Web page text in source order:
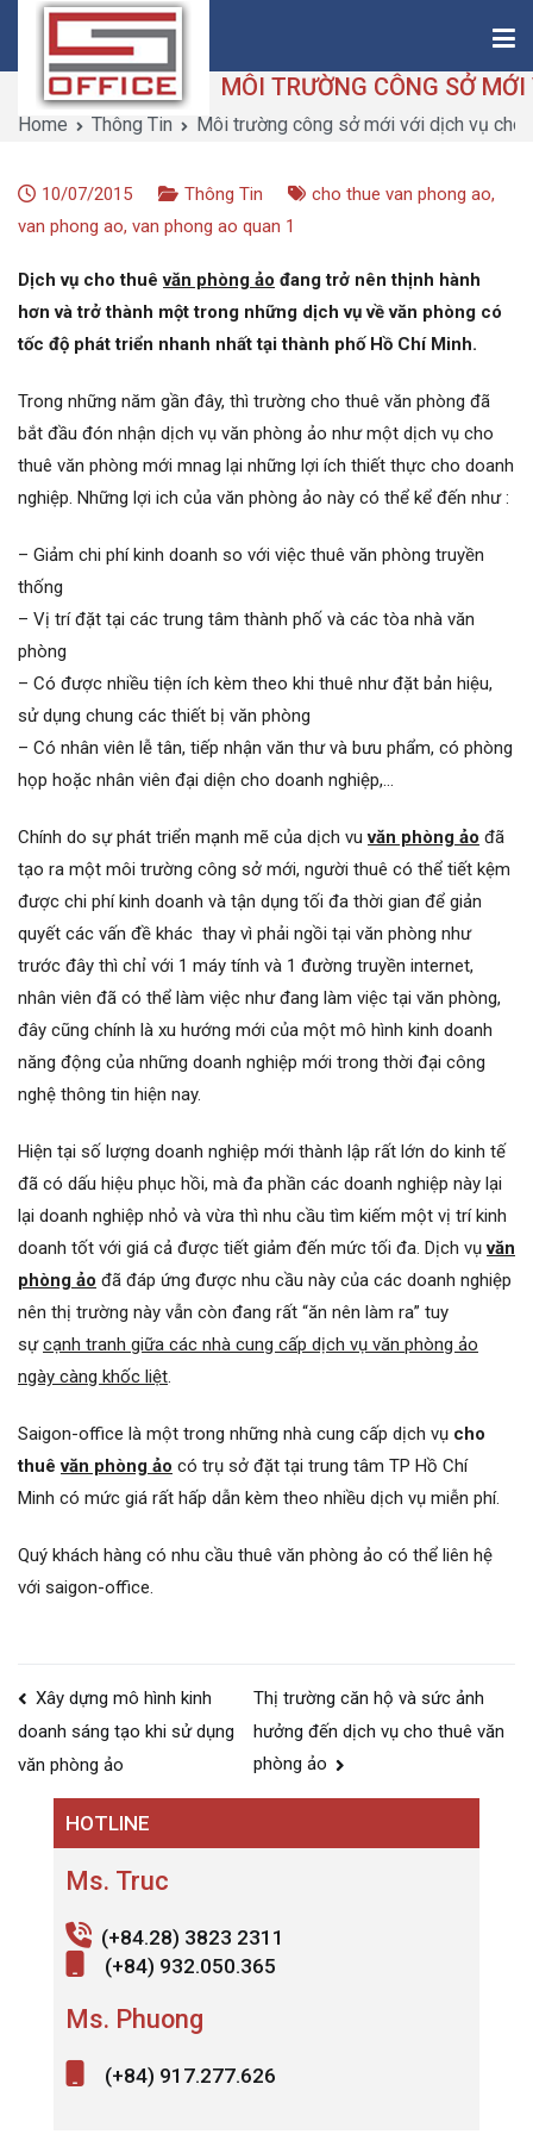
content
Saigon-Office
Saving Is Solution
Home Thông Tin Môi trường công sở mới với dịch vụ cho
10/07/2015 Thông Tin cho thue van phong ao,
van phong ao, van phong ao quan 1
Dịch vụ cho thuêvăn phòng ảo đang trở nên thịnh hành
hơn và trở thành một trong những dịch vụ về văn phòng có
tốc độ phát triển nhanh nhất tại thành phố Hồ Chí Minh.
Trong những năm gần đây, thì trường cho thuê văn phòng đã
bắt đầu đón nhận dịch vụ văn phòng ảo như một dịch vụ cho
thuê văn phòng mới mnag lại những lợi ích thiết thực cho doanh
nghiệp. Những lợi ich của văn phòng ảo này có thể kể đến như :
– Giảm chi phí kinh doanh so với việc thuê văn phòng truyền
thống
– Vị trí đặt tại các trung tâm thành phố và các tòa nhà văn
phòng
– Có được nhiều tiện ích kèm theo khi thuê như đặt bản hiệu,
sử dụng chung các thiết bị văn phòng
– Có nhân viên lễ tân, tiếp nhận văn thư và bưu phẩm, có phòng
họp hoặc nhân viên đại diện cho doanh nghiệp,…
Chính do sự phát triển mạnh mẽ của dịch vuvăn phòng ảo đã
tạo ra một môi trường công sở mới, người thuê có thể tiết kệm
được chi phí kinh doanh và tận dụng tối đa thời gian để giản
quyết các vấn đề khác thay vì phải ngồi tại văn phòng như
trước đây thì chỉ với 1 máy tính và 1 đường truyền internet,
nhân viên đã có thể làm việc như đang làm việc tại văn phòng,
đây cũng chính là xu hướng mới của một mô hình kinh doanh
năng động của những doanh nghiệp mới trong thời đại công
nghệ thông tin hiện nay.
Hiện tại số lượng doanh nghiệp mới thành lập rất lớn do kinh tế
đã có dấu hiệu phục hồi, mà đa phần các doanh nghiệp này lại
lại doanh nghiệp nhỏ và vừa thì nhu cầu tìm kiếm một vị trí kinh
doanh tốt với giá cả được tiết giảm đến mức tối đa. Dịch vụvăn
phòng ảo đã đáp ứng được nhu cầu này của các doanh nghiệp
nên thị trường này vẫn còn đang rất “ăn nên làm ra” tuy
sựcạnh tranh giữa các nhà cung cấp dịch vụ văn phòng ảo
ngày càng khốc liệt.
Saigon-office là một trong những nhà cung cấp dịch vụ cho
thuêvăn phòng ảo có trụ sở đặt tại trung tâm TP Hồ Chí
Minh có mức giá rất hấp dẫn kèm theo nhiều dịch vụ miễn phí.
Quý khách hàng có nhu cầu thuê văn phòng ảo có thể liên hệ
với saigon-office.
Điều
hướng
bài
viết
Xây dựng mô hình kinh
doanh sáng tạo khi sử dụng
văn phòng ảo
Thị trường căn hộ và sức ảnh
hưởng đến dịch vụ cho thuê văn
phòng ảo
HOTLINE
Ms. Truc
(+84.28) 3823 2311
(+84) 932.050.365
Ms. Phuong
(+84) 917.277.626